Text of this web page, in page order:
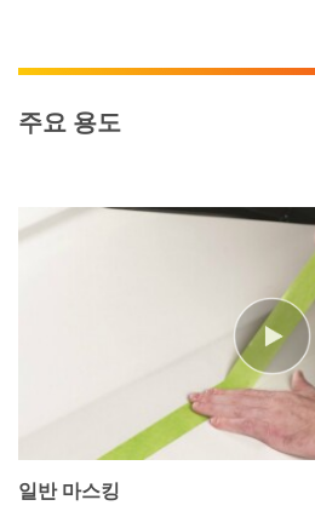
주요 용도
일반 마스킹